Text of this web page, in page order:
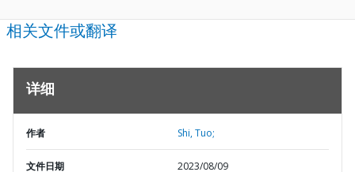
相关文件或翻译
详细
作者 Shi, Tuo;
文件日期 2023/08/09